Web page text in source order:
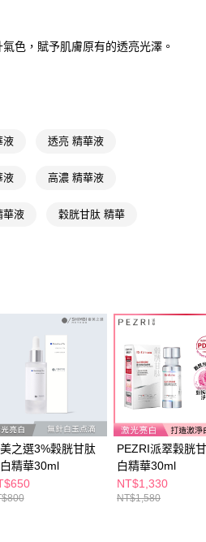
證，即可結帳。
額後，即可完成結帳。
付款，方視為交易完成。
消之訂單仍視為有效，需透過AFTEE先享
後付 」之結帳頁面顯示為準，若有關於
款等相關疑問，請聯繫「AFTEE先享後付
support/home
提供之「AFTEE先享後付」服務完成之交
個人資料，並將交易相關給付款項請求債
覽以下網址：
定代理人或監護人之同意方可使用
)免運費
)免運費
上)免運費
上)免運費
)免運費
色，賦予肌膚原有的透亮光澤。
液 透亮 精華液
液 高濃 精華液
華液 穀胱甘肽 精華
之選3%穀胱甘肽
精華30ml
PEZRI派翠穀胱
白精華30ml
NT$1,330
NT$1,580